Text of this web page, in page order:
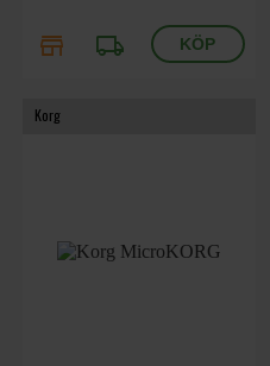
87.5 mm, 8.3 kg.
store local_shipping
Korg